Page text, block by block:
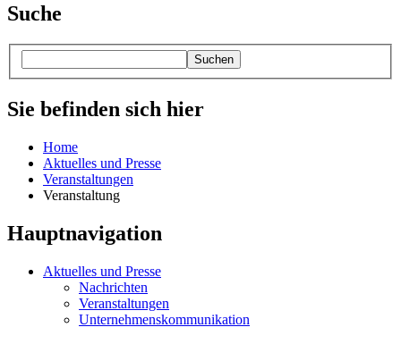
Suche
Suchen
Sie befinden sich hier
Home
Aktuelles und Presse
Veranstaltungen
Veranstaltung
Hauptnavigation
Aktuelles und Presse
Nachrichten
Veranstaltungen
Unternehmenskommunikation